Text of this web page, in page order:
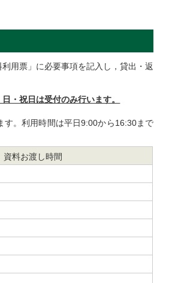
用票」に必要事項を記入し，貸出・返
日・祝日は受付のみ行います。
す。利用時間は平日9:00から16:30まで
資料お渡し時間